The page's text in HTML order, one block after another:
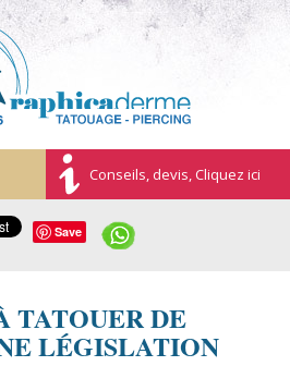
Conseils, devis, Cliquez ici
Save
TATOUER DE
LÉGISLATION